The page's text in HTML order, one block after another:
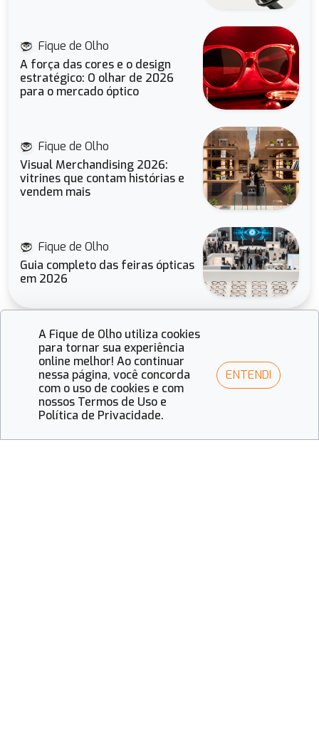
Fique de Olho
A força das cores e o design
estratégico: O olhar de 2026
para o mercado óptico
Fique de Olho
Visual Merchandising 2026:
vitrines que contam histórias e
vendem mais
Fique de Olho
Guia completo das feiras ópticas
em 2026
Receba todas as novidades do setor
óptico!
A Fique de Olho utiliza cookies
para tornar sua experiência
online melhor! Ao continuar
nessa página, você concorda
com o uso de cookies e com
nossos Termos de Uso e
Política de Privacidade.
ENTENDI